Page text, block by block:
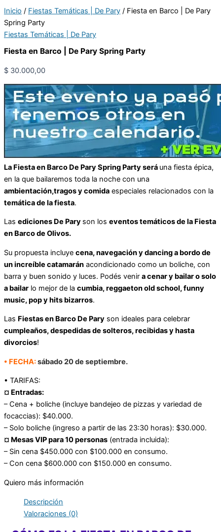
Inicio / Fiestas Temáticas | De Pary / Fiesta en Barco | De Pary
Spring Party
Fiestas Temáticas | De Pary
Fiesta en Barco | De Pary Spring Party
$ 30.000,00
La Fiesta en Barco De Pary Spring Party será una fiesta épica,
en la que bailaremos toda la noche con una
ambientación,tragos y comida especiales relacionados con la
temática de la fiesta.
Las ediciones De Pary son los eventos temáticos de la Fiesta
en Barco de Olivos.
Su propuesta incluye cena, navegación y dancing a bordo de
un increíble catamarán acondicionado como un boliche, con
barra y buen sonido y luces. Podés venir a cenar y bailar o solo
a bailar lo mejor de la cumbia, reggaeton old school, funny
music, pop y hits bizarros.
Las Fiestas en Barco De Pary son ideales para celebrar
cumpleaños, despedidas de solteros, recibidas y hasta
divorcios!
• FECHA:sábado 20 de septiembre.
• TARIFAS:
¤ Entradas:
– Cena + boliche (incluye bandejeo de pizzas y variedad de
focaccias): $40.000.
– Solo boliche (ingreso a partir de las 23:30 horas): $30.000.
¤ Mesas VIP para 10 personas (entrada incluida):
– Sin cena $450.000 con $100.000 en consumo.
– Con cena $600.000 con $150.000 en consumo.
Quiero más información
Descripción
Valoraciones (0)